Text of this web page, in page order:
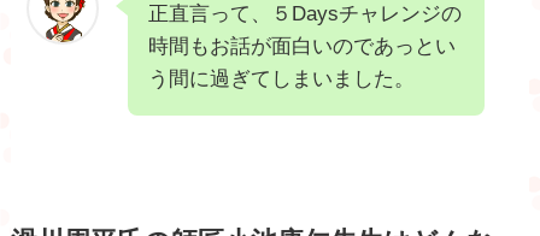
正直言って、５Daysチャレンジの
時間もお話が面白いのであっとい
う間に過ぎてしまいました。